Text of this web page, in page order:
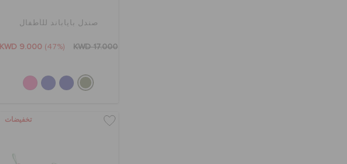
صندل باياباند للأطفال
KWD 9.000 (47%) KWD 17.000
تخفيضات